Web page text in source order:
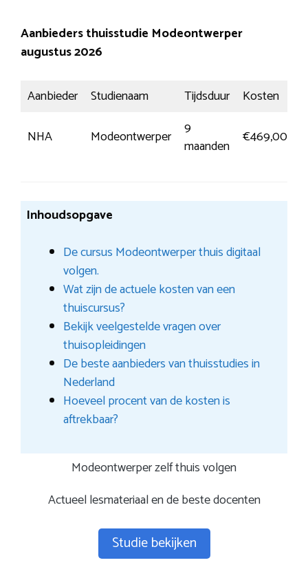
Aanbieders thuisstudie Modeontwerper
augustus 2026
Aanbieder Studienaam Tijdsduur Kosten
NHA
Modeontwerper
9
maanden
€469,00
Inhoudsopgave
De cursus Modeontwerper thuis digitaal
volgen.
Wat zijn de actuele kosten van een
thuiscursus?
Bekijk veelgestelde vragen over
thuisopleidingen
De beste aanbieders van thuisstudies in
Nederland
Hoeveel procent van de kosten is
aftrekbaar?
Modeontwerper zelf thuis volgen
Actueel lesmateriaal en de beste docenten
Studie bekijken